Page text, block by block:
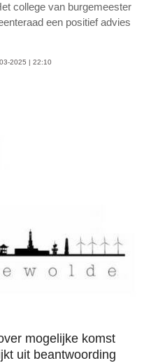
college van burgemeester
een positief advies
2025 | 22:10
mogelijke komst
uit beantwoording